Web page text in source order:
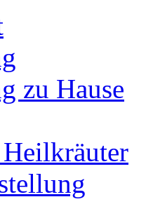
zu Hause